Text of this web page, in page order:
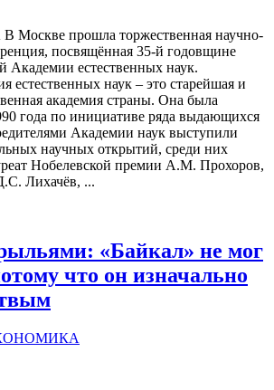
прошла торжественная научно-
посвящённая 35-й годовщине
Академии естественных наук.
естественных наук – это старейшая и
академия страны. Она была
года по инициативе ряда выдающихся
Академии наук выступили
научных открытий, среди них
Нобелевской премии А.М. Прохоров,
Лихачёв, ...
«Байкал» не мог
что он изначально